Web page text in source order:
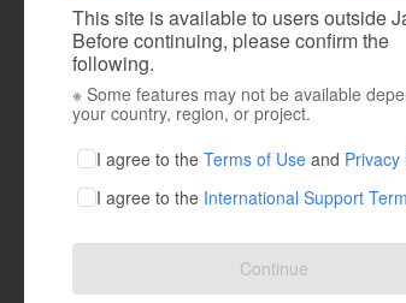
人気のプロジェクト
アート・写真
テクノロジー・ガ
映像・映画
ビジネス・起業
まちづくり・地
This site is available to users outside
Before continuing, please confirm the
following.
※ Some features may not be available
your country, region, or project.
I agree to the Terms of Use and Privacy
I agree to the International Support
Continue